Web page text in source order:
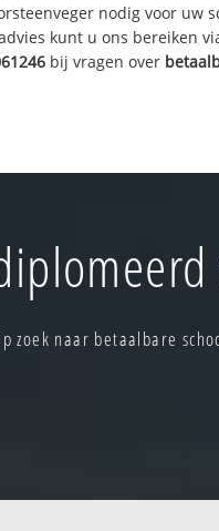
nodig voor uw
kunt u ons bereiken
bij vragen over
zoek naar betaalbare